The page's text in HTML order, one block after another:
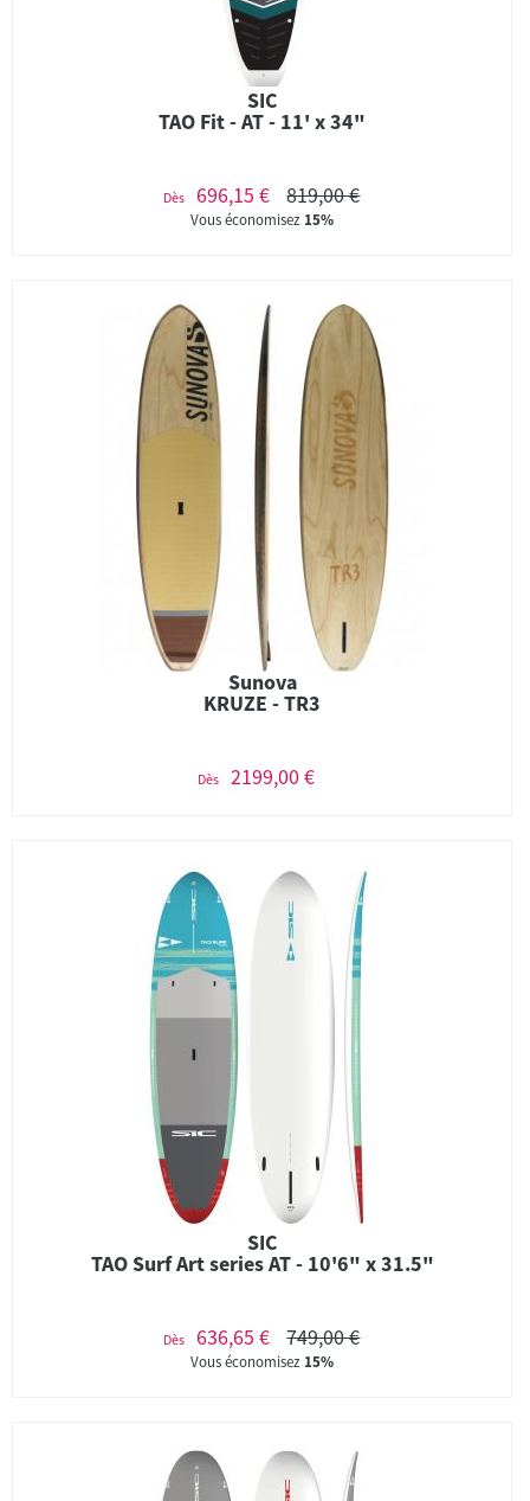
SIC
TAO Fit - AT - 11' x 34"
Dès 696,15 € 819,00 €
Vous économisez 15%
Sunova
KRUZE - TR3
Dès 2199,00 €
SIC
TAO Surf Art series AT - 10'6" x 31.5"
Dès 636,65 € 749,00 €
Vous économisez 15%